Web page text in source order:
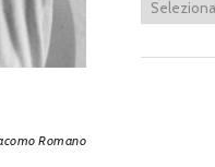
Romano